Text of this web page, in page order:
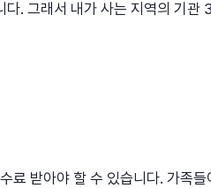
. 그래서 내가 사는 지역의 기관
료 받아야 할 수 있습니다. 가족들